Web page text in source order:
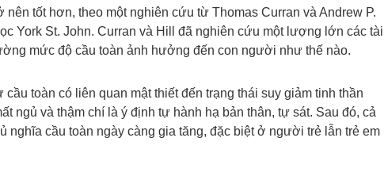
tốt hơn, theo một nghiên cứu từ Thomas Curran và Andrew P.
York St. John. Curran và Hill đã nghiên cứu một lượng lớn các tài
mức độ cầu toàn ảnh hưởng đến con người như thế nào.
toàn có liên quan mật thiết đến trạng thái suy giảm tinh thần
ngủ và thậm chí là ý định tự hành hạ bản thân, tự sát. Sau đó, cả
nghĩa cầu toàn ngày càng gia tăng, đặc biệt ở người trẻ lẫn trẻ em